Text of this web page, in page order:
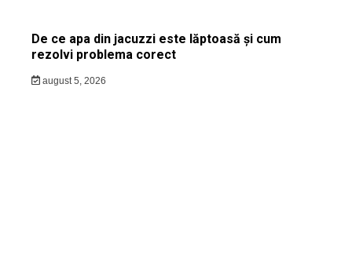
De ce apa din jacuzzi este lăptoasă și cum
rezolvi problema corect
august 5, 2026